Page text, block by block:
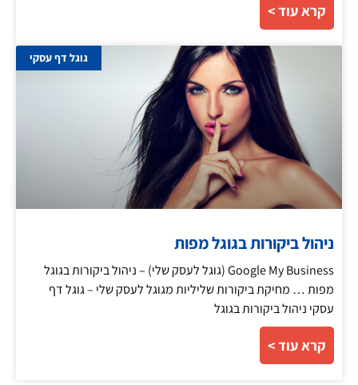
קרא עוד >
גוגל דף עסקי
ניהול ביקורות בגוגל מפות
Google My Business (גוגל לעסק שלי) – ניהול ביקורות בגוגל
מפות … מחיקת ביקורות שליליות מגוגל לעסק שלי – גוגל דף
עסקי ניהול ביקורות בגוגל
קרא עוד >